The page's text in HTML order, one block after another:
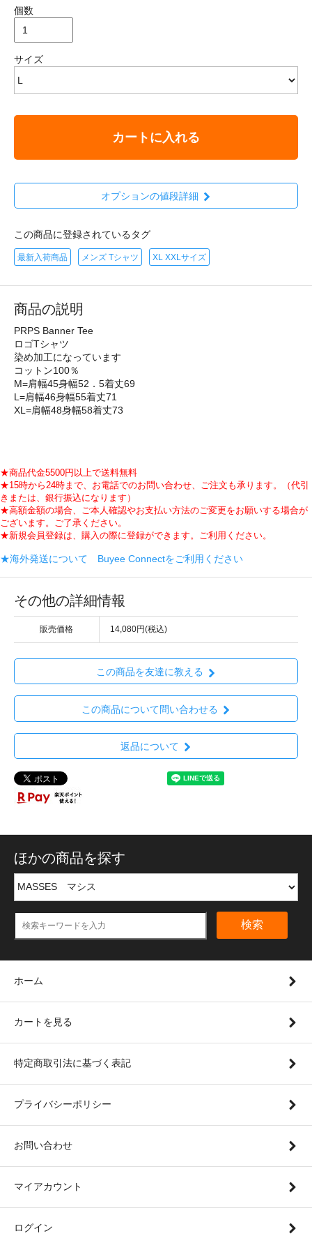
個数
サイズ
カートに入れる
オプションの値段詳細
この商品に登録されているタグ
最新入荷商品 メンズ Tシャツ XL XXLサイズ
商品の説明
PRPS Banner Tee
ロゴTシャツ
染め加工になっています
コットン100％
M=肩幅45身幅52．5着丈69
L=肩幅46身幅55着丈71
XL=肩幅48身幅58着丈73
★商品代金5500円以上で送料無料
★15時から24時まで、お電話でのお問い合わせ、ご注文も承ります。（代引
きまたは、銀行振込になります）
★高額金額の場合、ご本人確認やお支払い方法のご変更をお願いする場合が
ございます。ご了承ください。
★新規会員登録は、購入の際に登録ができます。ご利用ください。
★海外発送について Buyee Connectをご利用ください
その他の詳細情報
販売価格 14,080円(税込)
この商品を友達に教える
この商品について問い合わせる
返品について
ほかの商品を探す
検索
ホーム
カートを見る
特定商取引法に基づく表記
プライバシーポリシー
お問い合わせ
マイアカウント
ログイン